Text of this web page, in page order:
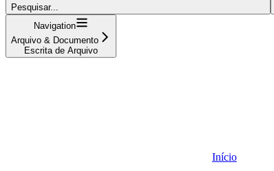
Pesquisar...
Navigation
Arquivo & Documento
Escrita de Arquivo
Início